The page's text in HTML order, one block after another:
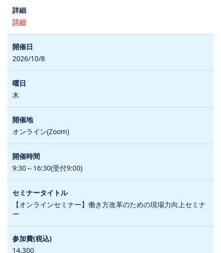
詳細
2026/10/8
木
オンライン(Zoom)
9:30～16:30(受付9:00)
【オンラインセミナー】働き方改革のための現場力向上セミナ
ー
14,300